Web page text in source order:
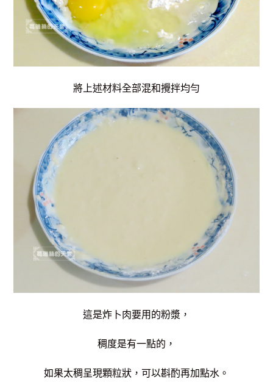
將上述材料全部混和攪拌均勻
這是炸卜肉要用的粉漿，
稠度是有一點的，
如果太稠呈現顆粒狀，可以斟酌再加點水。